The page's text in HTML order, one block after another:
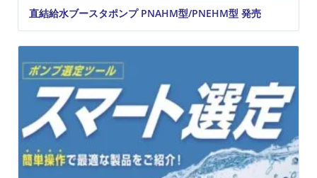
直結給水ブースタポンプ PNAHM型/PNEHM型 発売